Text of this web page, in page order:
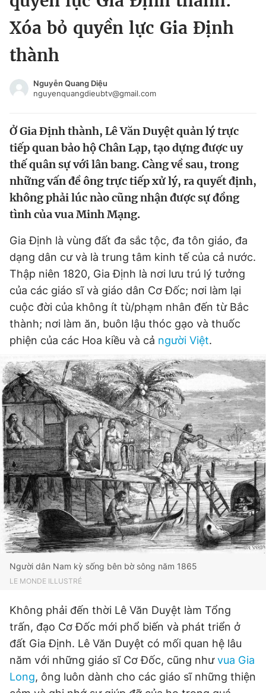
Chuyên mục khác
Chào ngày mới Tin 24h
Tin thị trường
Sản phẩm khác
Tiện ích Bạn cần biết
Thông tin tòa soạn Liên hệ quảng cáo
Đọc Thanh Niên trên điện thoại
Theo dõi báo trên
Hotline
0906 645 777
Liên hệ quảng cáo
0908 780 404
Đặt báo Quảng cáo RSS Tòa soạn Chính sách bảo
Tổng biên tập: Nguyễn Ngọc Toàn
Phó tổng biên tập thường trực: Hải Thành
Phó tổng biên tập: Lâm Hiếu Dũng
Phó tổng biên tập: Trần Việt Hưng
Tổng thư ký tòa soạn: Đức Trung
Giấy phép xuất bản số 110/GP - BTTTT cấp ngày 24.3.2020
© 2003-2026 Bản quyền thuộc về Báo Thanh Niên. Cấm sao
chép dưới mọi hình thức nếu không có sự chấp thuận bằng văn
bản. Phát triển bởi ePi Technologies, JSC.
Tin đã xem
Đăng xuất
Xóa bỏ quyền lực Gia Định
thành
Nguyễn Quang Diệu
nguyenquangdieubtv@gmail.com
Ở Gia Định thành, Lê Văn Duyệt quản lý trực
tiếp quan bảo hộ Chân Lạp, tạo dựng được uy
thế quân sự với lân bang. Càng về sau, trong
những vấn đề ông trực tiếp xử lý, ra quyết định,
không phải lúc nào cũng nhận được sự đồng
tình của vua Minh Mạng.
Gia Định là vùng đất đa sắc tộc, đa tôn giáo, đa
dạng dân cư và là trung tâm kinh tế của cả nước.
Thập niên 1820, Gia Định là nơi lưu trú lý tưởng
của các giáo sĩ và giáo dân Cơ Đốc; nơi làm lại
cuộc đời của không ít tù/phạm nhân đến từ Bắc
thành; nơi làm ăn, buôn lậu thóc gạo và thuốc
phiện của các Hoa kiều và cả người Việt.
Người dân Nam kỳ sống bên bờ sông năm 1865
LE MONDE ILLUSTRÉ
Không phải đến thời Lê Văn Duyệt làm Tổng
trấn, đạo Cơ Đốc mới phổ biến và phát triển ở
đất Gia Định. Lê Văn Duyệt có mối quan hệ lâu
năm với những giáo sĩ Cơ Đốc, cũng nhưvua Gia
Long, ông luôn dành cho các giáo sĩ những thiện